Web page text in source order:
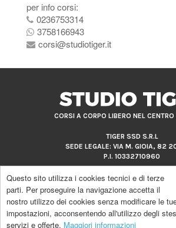
Questo sito utilizza i cookies tecnici e di terze
parti. Per proseguire la navigazione accetta il
nostro utilizzo dei cookies senza modificare le
impostazioni, acconsentendo all'utilizzo degli
servizi e offerte. Maggiori informazioni
per info corsi:
0236753314
3758166943
corsi@studiotiger.it
CORSI A CORPO LIBERO NEL
TIGER SSD S.R.L
SEDE LEGALE: VIA M. GIOIA, 82
P.I. 10332710960
Copyright by Studio Tiger |powered
Privacy policy
Cookie policy